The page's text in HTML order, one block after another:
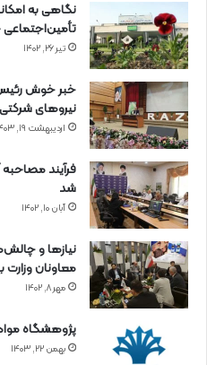
نگاهی به
تیر ۲۶, ۱۴۰۲
خبر خوش
نیروهای
اردیبهشت ۱۹, ۱۴۰۳
فرآیند
شد
آبان ۱۰, ۱۴۰۲
نیازها و
معاونان
مهر ۸, ۱۴۰۲
پژوهشگاه
بهمن ۲۲, ۱۴۰۳